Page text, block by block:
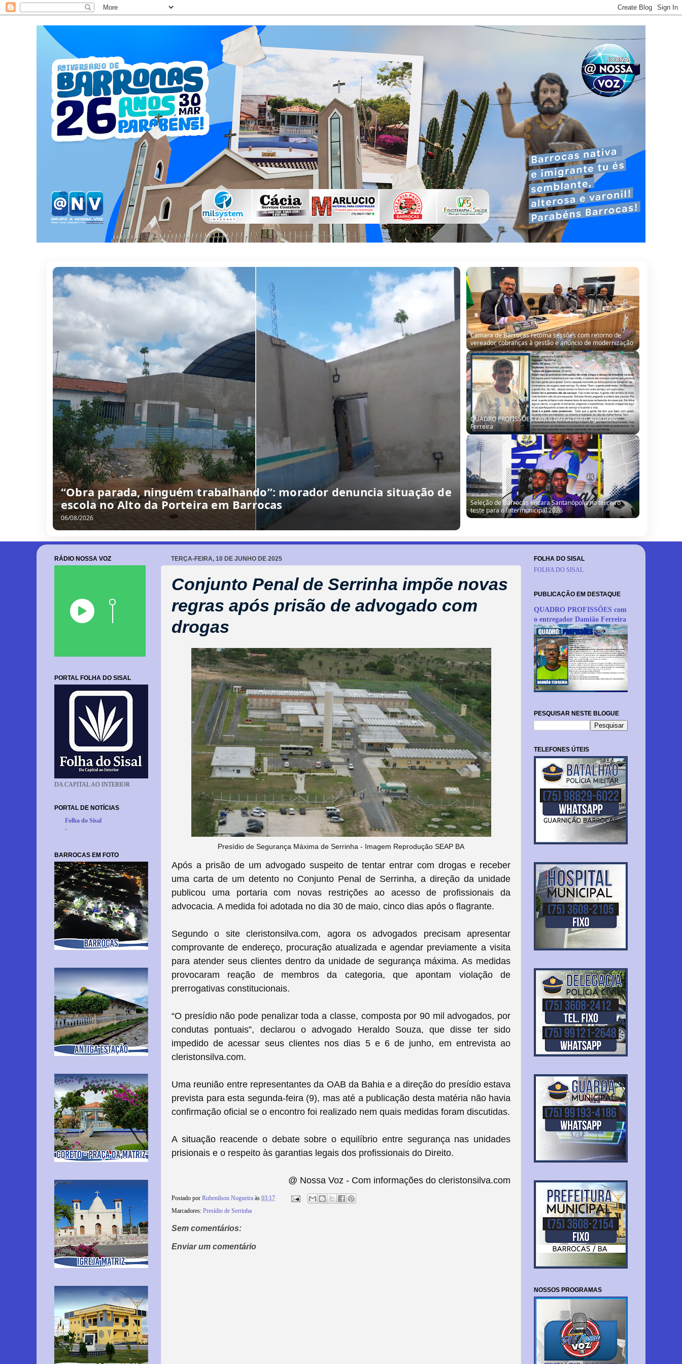
“Obra parada, ninguém trabalhando”: morador denuncia situação de
escola no Alto da Porteira em Barrocas
06/08/2026
Câmara de Barrocas retoma sessões com retorno de
vereador, cobranças à gestão e anúncio de modernização
QUADRO PROFISSÕES com o borracheiro Agostinho
Ferreira
Seleção de Barrocas encara Santanópolis no terceiro
teste para o Intermunicipal 2026
TERÇA-FEIRA, 10 DE JUNHO DE 2025
Conjunto Penal de Serrinha impõe novas
regras após prisão de advogado com
drogas
Presídio de Segurança Máxima de Serrinha - Imagem Reprodução SEAP BA
Após a prisão de um advogado suspeito de tentar entrar com drogas e receber
uma carta de um detento no Conjunto Penal de Serrinha, a direção da unidade
publicou uma portaria com novas restrições ao acesso de profissionais da
advocacia. A medida foi adotada no dia 30 de maio, cinco dias após o flagrante.
Segundo o site cleristonsilva.com, agora os advogados precisam apresentar
comprovante de endereço, procuração atualizada e agendar previamente a visita
para atender seus clientes dentro da unidade de segurança máxima. As medidas
provocaram reação de membros da categoria, que apontam violação de
prerrogativas constitucionais.
“O presídio não pode penalizar toda a classe, composta por 90 mil advogados, por
condutas pontuais”, declarou o advogado Heraldo Souza, que disse ter sido
impedido de acessar seus clientes nos dias 5 e 6 de junho, em entrevista ao
cleristonsilva.com.
Uma reunião entre representantes da OAB da Bahia e a direção do presídio estava
prevista para esta segunda-feira (9), mas até a publicação desta matéria não havia
confirmação oficial se o encontro foi realizado nem quais medidas foram discutidas.
A situação reacende o debate sobre o equilíbrio entre segurança nas unidades
prisionais e o respeito às garantias legais dos profissionais do Direito.
@ Nossa Voz - Com informações do cleristonsilva.com
Postado por Rubenilson Nogueira às 03:17
Marcadores: Presídio de Serrinha
Sem comentários:
Enviar um comentário
RÁDIO NOSSA VOZ
PORTAL FOLHA DO SISAL
DA CAPITAL AO INTERIOR
PORTAL DE NOTÍCIAS
Folha do Sisal
-
BARROCAS EM FOTO
FOLHA DO SISAL
FOLHA DO SISAL
PUBLICAÇÃO EM DESTAQUE
QUADRO PROFISSÕES com
o entregador Damião Ferreira
PESQUISAR NESTE BLOGUE
TELEFONES ÚTEIS
NOSSOS PROGRAMAS